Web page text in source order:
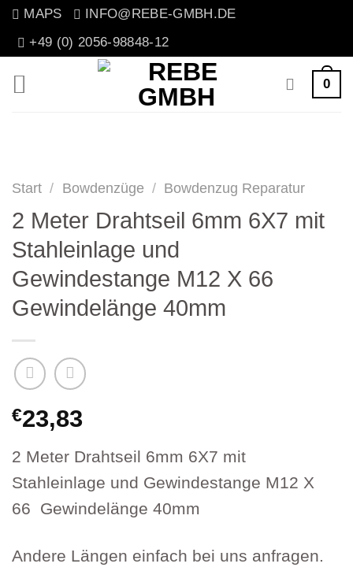
Zum
Inhalt
MAPS
INFO@REBE-GMBH.DE
+49 (0) 2056-98848-12
0
Start / Bowdenzüge / Bowdenzug Reparatur
2 Meter Drahtseil 6mm 6X7 mit
Stahleinlage und
Gewindestange M12 X 66
Gewindelänge 40mm
€23,83
2 Meter Drahtseil 6mm 6X7 mit
Stahleinlage und Gewindestange M12 X
66 Gewindelänge 40mm
Andere Längen einfach bei uns anfragen.